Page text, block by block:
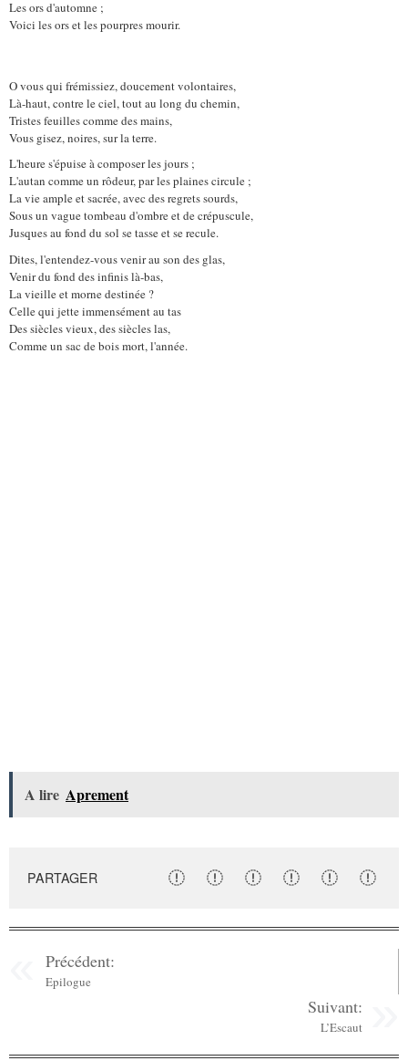
Les ors d'automne ;
Voici les ors et les pourpres mourir.
O vous qui frémissiez, doucement volontaires,
Là-haut, contre le ciel, tout au long du chemin,
Tristes feuilles comme des mains,
Vous gisez, noires, sur la terre.
L'heure s'épuise à composer les jours ;
L'autan comme un rôdeur, par les plaines circule ;
La vie ample et sacrée, avec des regrets sourds,
Sous un vague tombeau d'ombre et de crépuscule,
Jusques au fond du sol se tasse et se recule.
Dites, l'entendez-vous venir au son des glas,
Venir du fond des infinis là-bas,
La vieille et morne destinée ?
Celle qui jette immensément au tas
Des siècles vieux, des siècles las,
Comme un sac de bois mort, l'année.
A lire Aprement
PARTAGER
Précédent:
Epilogue
Suivant:
L’Escaut